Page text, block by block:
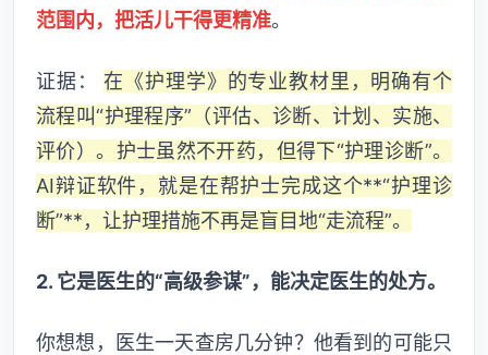
范围内，把活儿干得更精准。
证据：在《护理学》的专业教材里，明确有个
流程叫“护理程序”（评估、诊断、计划、实施、
评价）。护士虽然不开药，但得下“护理诊断”。
AI辩证软件，就是在帮护士完成这个**“护理诊
断”**，让护理措施不再是盲目地“走流程”。
2. 它是医生的“高级参谋”，能决定医生的处方。
你想想，医生一天查房几分钟？他看到的可能只